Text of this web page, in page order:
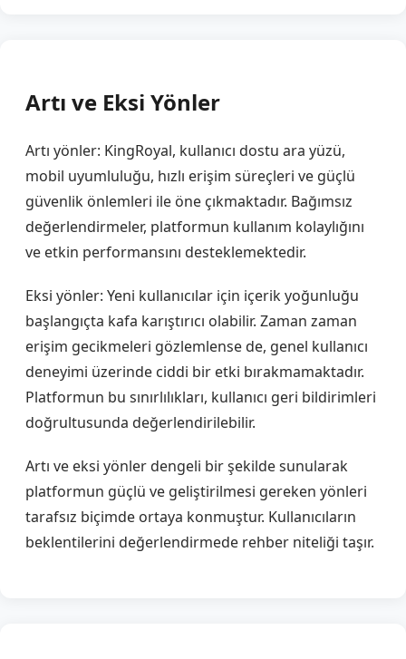
Artı ve Eksi Yönler
Artı yönler: KingRoyal, kullanıcı dostu ara yüzü,
mobil uyumluluğu, hızlı erişim süreçleri ve güçlü
güvenlik önlemleri ile öne çıkmaktadır. Bağımsız
değerlendirmeler, platformun kullanım kolaylığını
ve etkin performansını desteklemektedir.
Eksi yönler: Yeni kullanıcılar için içerik yoğunluğu
başlangıçta kafa karıştırıcı olabilir. Zaman zaman
erişim gecikmeleri gözlemlense de, genel kullanıcı
deneyimi üzerinde ciddi bir etki bırakmamaktadır.
Platformun bu sınırlılıkları, kullanıcı geri bildirimleri
doğrultusunda değerlendirilebilir.
Artı ve eksi yönler dengeli bir şekilde sunularak
platformun güçlü ve geliştirilmesi gereken yönleri
tarafsız biçimde ortaya konmuştur. Kullanıcıların
beklentilerini değerlendirmede rehber niteliği taşır.